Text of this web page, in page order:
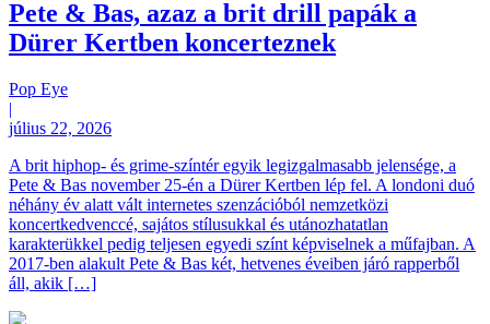
Pete & Bas, azaz a brit drill papák a
Dürer Kertben koncerteznek
Pop Eye
|
július 22, 2026
A brit hiphop- és grime-színtér egyik legizgalmasabb jelensége, a
Pete & Bas november 25-én a Dürer Kertben lép fel. A londoni duó
néhány év alatt vált internetes szenzációból nemzetközi
koncertkedvenccé, sajátos stílusukkal és utánozhatatlan
karakterükkel pedig teljesen egyedi színt képviselnek a műfajban. A
2017-ben alakult Pete & Bas két, hetvenes éveiben járó rapperből
áll, akik […]